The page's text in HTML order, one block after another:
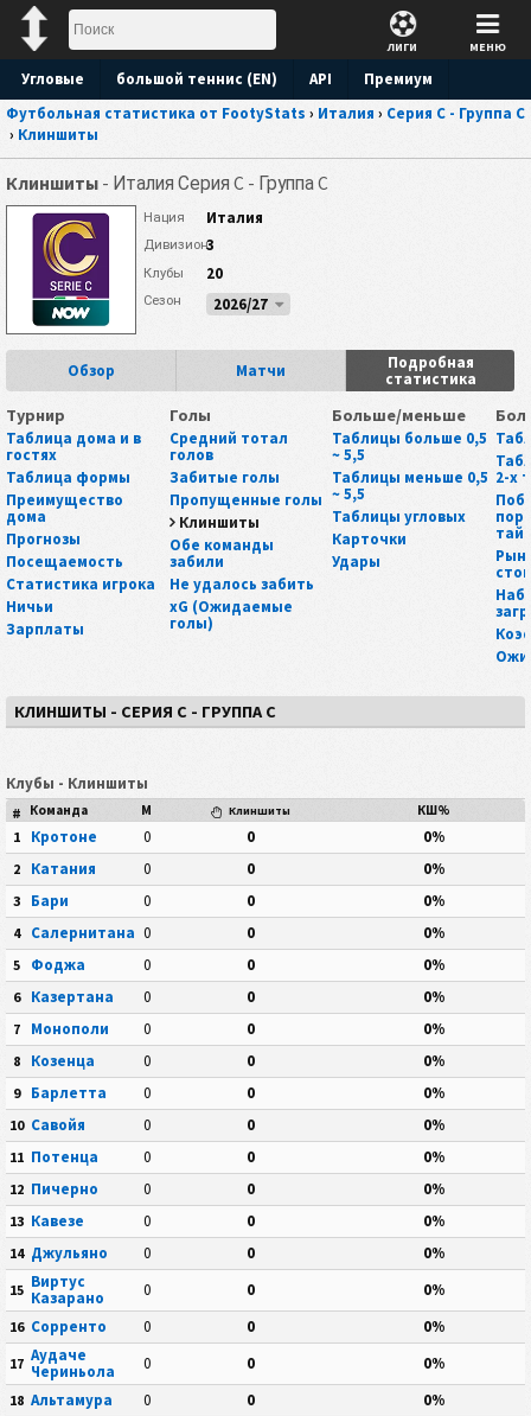
ЛИГИ МЕНЮ
Угловые большой теннис (EN) API Премиум
Прогноз
Футбольная статистика от FootyStats › Италия › Серия C - Группа C
› Клиншиты
Клиншиты - Италия Серия C - Группа C
Нация Италия
Дивизион3
Клубы 20
Сезон 2026/27
Обзор Матчи
Подробная
статистика
Турнир
Таблица дома и в
гостях
Таблица формы
Преимущество
дома
Прогнозы
Посещаемость
Статистика игрока
Ничьи
Зарплаты
Голы
Средний тотал
голов
Забитые голы
Пропущенные голы
Клиншиты
Обе команды
забили
Не удалось забить
xG (Ожидаемые
голы)
Больше/меньше
Таблицы больше 0,5
~ 5,5
Таблицы меньше 0,5
~ 5,5
Таблицы угловых
Карточки
Удары
2-х
КЛИНШИТЫ - СЕРИЯ C - ГРУППА C
Клубы - Клиншиты
# Команда М Клиншиты КШ%
1 Кротоне 0 0 0%
2 Катания 0 0 0%
3 Бари 0 0 0%
4 Салернитана 0 0 0%
5 Фоджа 0 0 0%
6 Казертана 0 0 0%
7 Монополи 0 0 0%
8 Козенца 0 0 0%
9 Барлетта 0 0 0%
10 Савойя 0 0 0%
11 Потенца 0 0 0%
12 Пичерно 0 0 0%
13 Кавезе 0 0 0%
14 Джульяно 0 0 0%
15 Виртус
Казарано
0 0 0%
16 Сорренто 0 0 0%
17 Аудаче
Чериньола
0 0 0%
18 Альтамура 0 0 0%